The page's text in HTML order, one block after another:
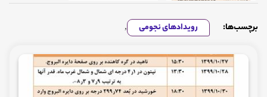
برچسب‌ها: رویدادهای نجومی ,